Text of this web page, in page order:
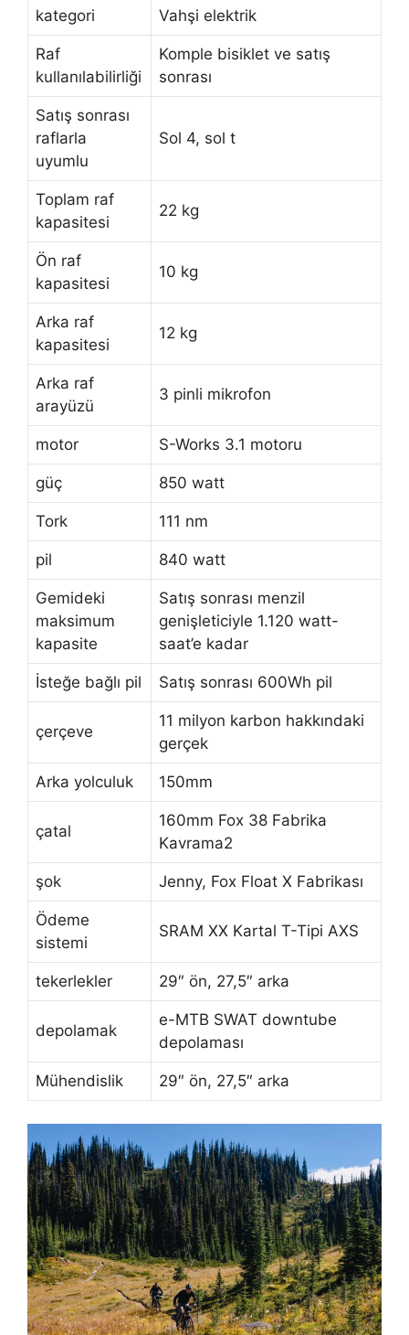
kategori Vahşi elektrik
Raf
kullanılabilirliği
Komple bisiklet ve satış
sonrası
Satış sonrası
raflarla
uyumlu
Sol 4, sol t
Toplam raf
kapasitesi
22 kg
Ön raf
kapasitesi
10 kg
Arka raf
kapasitesi
12 kg
Arka raf
arayüzü
3 pinli mikrofon
motor S-Works 3.1 motoru
güç 850 watt
Tork 111 nm
pil 840 watt
Gemideki
maksimum
kapasite
Satış sonrası menzil
genişleticiyle 1.120 watt-
saat’e kadar
İsteğe bağlı pil Satış sonrası 600Wh pil
çerçeve
11 milyon karbon hakkındaki
gerçek
Arka yolculuk 150mm
çatal
160mm Fox 38 Fabrika
Kavrama2
şok Jenny, Fox Float X Fabrikası
Ödeme
sistemi
SRAM XX Kartal T-Tipi AXS
tekerlekler 29″ ön, 27,5″ arka
depolamak
e-MTB SWAT downtube
depolaması
Mühendislik 29″ ön, 27,5″ arka